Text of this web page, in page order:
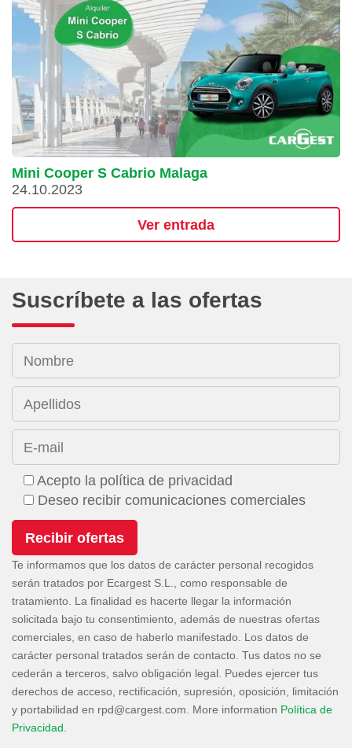
Mini Cooper S Cabrio Malaga
24.10.2023
Ver entrada
Suscríbete a las ofertas
Nombre
Apellidos
E-mail
Acepto la política de privacidad
Deseo recibir comunicaciones comerciales
Te informamos que los datos de carácter personal recogidos
serán tratados por Ecargest S.L., como responsable de
tratamiento. La finalidad es hacerte llegar la información
solicitada bajo tu consentimiento, además de nuestras ofertas
comerciales, en caso de haberlo manifestado. Los datos de
carácter personal tratados serán de contacto. Tus datos no se
cederán a terceros, salvo obligación legal. Puedes ejercer tus
derechos de acceso, rectificación, supresión, oposición, limitación
y portabilidad en
. More information Política de
Privacidad